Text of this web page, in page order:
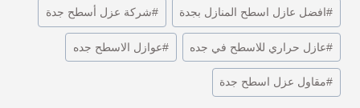
#افضل عازل اسطح المنازل بجدة #شركة عزل أسطح جدة
#عازل حراري للاسطح في جده #عوازل الاسطح جده
#مقاول عزل اسطح جدة